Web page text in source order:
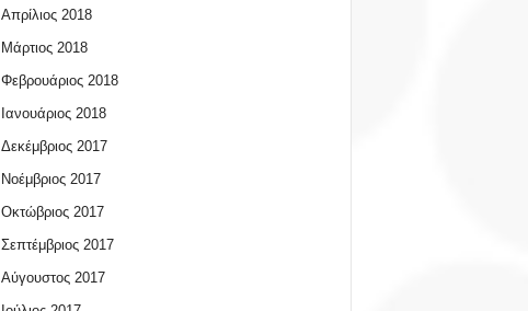
Απρίλιος 2018
Μάρτιος 2018
Φεβρουάριος 2018
Ιανουάριος 2018
Δεκέμβριος 2017
Νοέμβριος 2017
Οκτώβριος 2017
Σεπτέμβριος 2017
Αύγουστος 2017